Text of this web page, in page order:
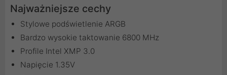
Najważniejsze cechy
Stylowe podświetlenie ARGB
Bardzo wysokie taktowanie 6800 MHz
Profile Intel XMP 3.0
Napięcie 1.35V